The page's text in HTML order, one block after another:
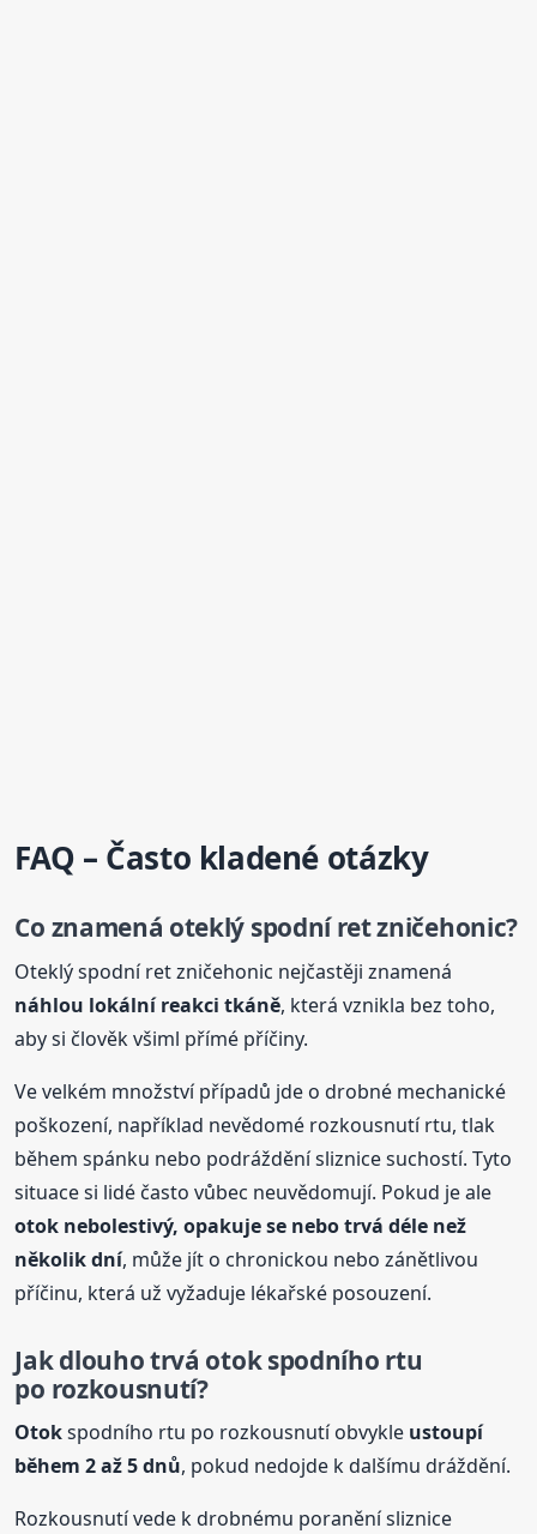
FAQ – Často kladené otázky
Co znamená oteklý spodní ret zničehonic?
Oteklý spodní ret zničehonic nejčastěji znamená
náhlou lokální reakci tkáně, která vznikla bez toho,
aby si člověk všiml přímé příčiny.
Ve velkém množství případů jde o drobné mechanické
poškození, například nevědomé rozkousnutí rtu, tlak
během spánku nebo podráždění sliznice suchostí. Tyto
situace si lidé často vůbec neuvědomují. Pokud je ale
otok nebolestivý, opakuje se nebo trvá déle než
několik dní, může jít o chronickou nebo zánětlivou
příčinu, která už vyžaduje lékařské posouzení.
Jak dlouho trvá otokspodního rtu
po rozkousnutí?
Otokspodního rtu po rozkousnutí obvykle ustoupí
během 2 až 5 dnů, pokud nedojde k dalšímu dráždění.
Rozkousnutí vede k drobnému poranění sliznice